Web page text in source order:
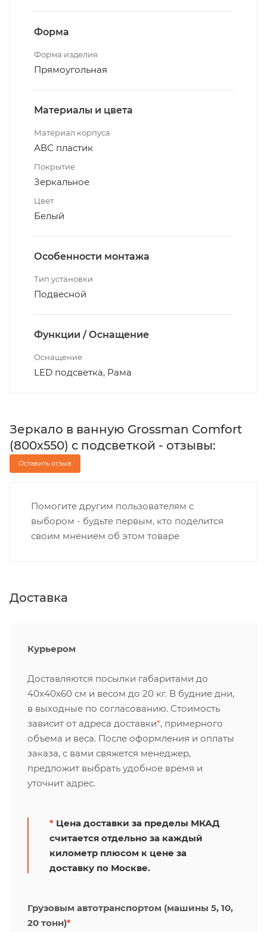
Форма
Форма изделия
Прямоугольная
Материалы и цвета
Материал корпуса
АВС пластик
Покрытие
Зеркальное
Цвет
Белый
Особенности монтажа
Тип установки
Подвесной
Функции / Оснащение
Оснащение
LED подсветка, Рама
Зеркало в ванную Grossman Comfort
(800х550) с подсветкой - отзывы:
Оставить отзыв
Помогите другим пользователям с
выбором - будьте первым, кто поделится
своим мнением об этом товаре
Доставка
Курьером
Доставляются посылки габаритами до
40х40х60 см и весом до 20 кг. В будние дни,
в выходные по согласованию. Стоимость
зависит от адреса доставки*, примерного
объема и веса. После оформления и оплаты
заказа, с вами свяжется менеджер,
предложит выбрать удобное время и
уточнит адрес.
* Цена доставки за пределы МКАД
считается отдельно за каждый
километр плюсом к цене за
доставку по Москве.
Грузовым автотранспортом (машины 5, 10,
20 тонн)*